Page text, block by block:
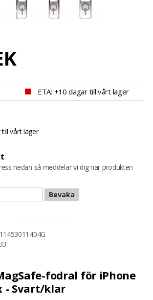
fodral för iPhone
- Svart/klar
ETA: +10 dagar till vårt lager
till vårt lager
nedan så meddelar vi dig när produkten
Bevaka
11453011404G